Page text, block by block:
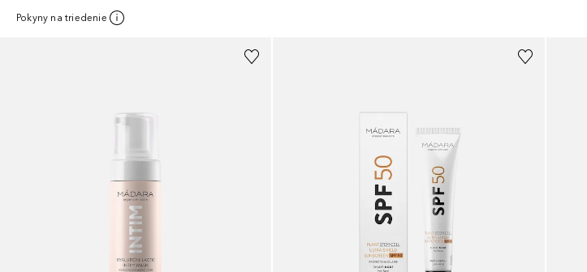
Pokyny na triedenie